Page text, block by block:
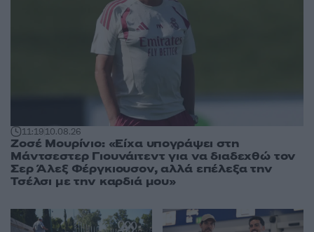
11:1910.08.26
Ζοσέ Μουρίνιο: «Είχα υπογράψει στη
Μάντσεστερ Γιουνάιτεντ για να διαδεχθώ τον
Σερ Άλεξ Φέργκιουσον, αλλά επέλεξα την
Τσέλσι με την καρδιά μου»